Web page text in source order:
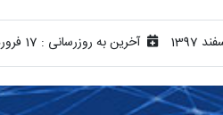
آخرین به روزرسانی : 17 فروردین 1400